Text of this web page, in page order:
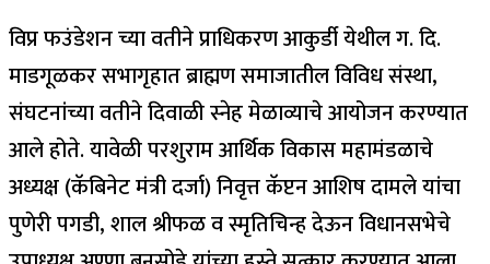
विप्र फउंडेशन च्या वतीने प्राधिकरण आकुर्डी येथील ग. दि.
माडगूळकर सभागृहात ब्राह्मण समाजातील विविध संस्था,
संघटनांच्या वतीने दिवाळी स्नेह मेळाव्याचे आयोजन करण्यात
आले होते. यावेळी परशुराम आर्थिक विकास महामंडळाचे
अध्यक्ष (कॅबिनेट मंत्री दर्जा) निवृत्त कॅप्टन आशिष दामले यांचा
पुणेरी पगडी, शाल श्रीफळ व स्मृतिचिन्ह देऊन विधानसभेचे